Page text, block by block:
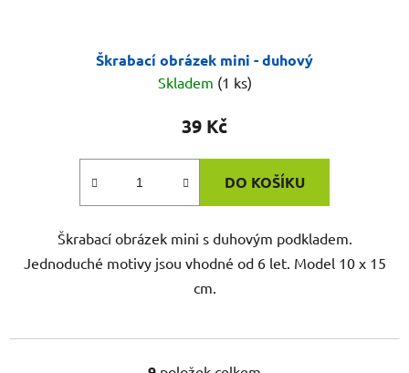
Škrabací obrázek mini - duhový
Skladem (1 ks)
39 Kč
DO KOŠÍKU
Škrabací obrázek mini s duhovým podkladem.
Jednoduché motivy jsou vhodné od 6 let. Model 10 x 15
cm.